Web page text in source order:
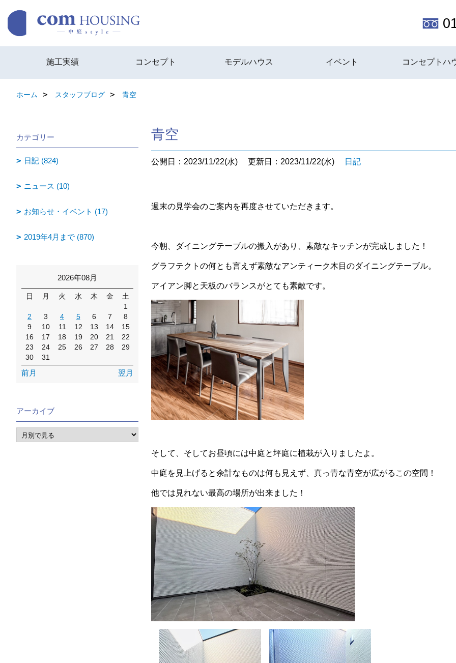
施工実績 コンセプト モデルハウス イベント コンセプトハ
ホーム スタッフブログ 青空
青空
公開日：2023/11/22(水) 更新日：2023/11/22(水) 日記
週末の見学会のご案内を再度させていただきます。
今朝、ダイニングテーブルの搬入があり、素敵なキッチンが完成しました！
グラフテクトの何とも言えず素敵なアンティーク木目のダイニングテーブル。
アイアン脚と天板のバランスがとても素敵です。
そして、そしてお昼頃には中庭と坪庭に植栽が入りましたよ。
中庭を見上げると余計なものは何も見えず、真っ青な青空が広がるこの空間！
他では見れない最高の場所が出来ました！
カテゴリー
日記 (824)
ニュース (10)
お知らせ・イベント (17)
2019年4月まで (870)
2026年08月
日 月 火 水 木 金
土
1
2
3 4 5 6 7
8
9
10 11 12 13 14
15
16
17 18 19 20 21
22
23
24 25 26 27 28
29
30
31
前月 翌月
アーカイブ